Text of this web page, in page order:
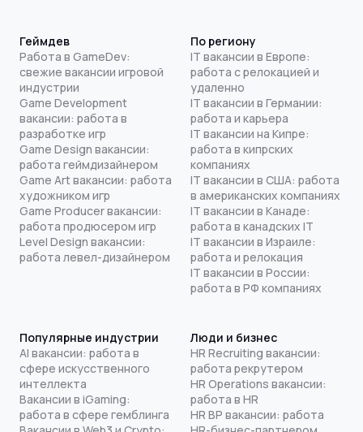
Геймдев
Работа в GameDev:
свежие вакансии игровой
индустрии
Game Development
вакансии: работа в
разработке игр
Game Design вакансии:
работа геймдизайнером
Game Art вакансии: работа
художником игр
Game Producer вакансии:
работа продюсером игр
Level Design вакансии:
работа левел-дизайнером
По региону
IT вакансии в Европе:
работа с релокацией и
удаленно
IT вакансии в Германии:
работа и карьера
IT вакансии на Кипре:
работа в кипрских
компаниях
IT вакансии в США: работа
в американских компаниях
IT вакансии в Канаде:
работа в канадских IT
IT вакансии в Израиле:
работа и релокация
IT вакансии в России:
работа в РФ компаниях
Популярные индустрии
AI вакансии: работа в
сфере искусственного
интеллекта
Вакансии в iGaming:
работа в сфере гемблинга
Люди и бизнес
HR Recruiting вакансии:
работа рекрутером
HR Operations вакансии:
работа в HR
HR BP вакансии: работа